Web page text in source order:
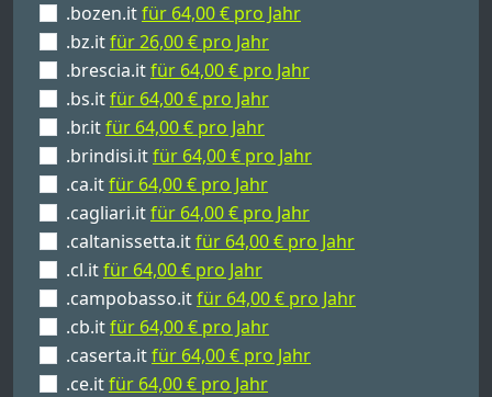
.bozen.itfür 64,00 € pro Jahr
.bz.itfür 26,00 € pro Jahr
.brescia.itfür 64,00 € pro Jahr
.bs.itfür 64,00 € pro Jahr
.br.itfür 64,00 € pro Jahr
.brindisi.itfür 64,00 € pro Jahr
.ca.itfür 64,00 € pro Jahr
.cagliari.itfür 64,00 € pro Jahr
.caltanissetta.itfür 64,00 € pro Jahr
.cl.itfür 64,00 € pro Jahr
.campobasso.itfür 64,00 € pro Jahr
.cb.itfür 64,00 € pro Jahr
.caserta.itfür 64,00 € pro Jahr
.ce.itfür 64,00 € pro Jahr